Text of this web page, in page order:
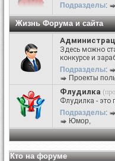
Подразделы:
Жизнь Форума и сайта
Здесь можно
конкурсе и
Подразделы:
Проекты
Флудилка
Флудилка - это
Подразделы:
Юмор,
Кто на форуме